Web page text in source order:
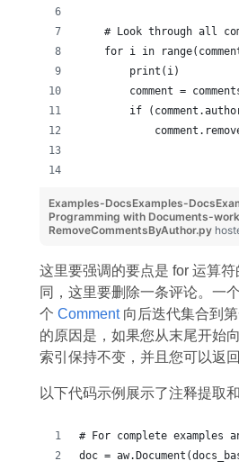
# Look through all
for i in
        print(i)
comment =
if
Examples-DocsExamples-
Programming with Documents-
RemoveCommentsByAuthor.py
这里要强调的要点是 for 运算
同，这里要删除一条评论。一
个 Comment向后迭代集合到
的原因是，如果您从末尾开始
索引保持不变，并且您可以返
以下代码示例展示了注释提取
# For complete examples
doc =